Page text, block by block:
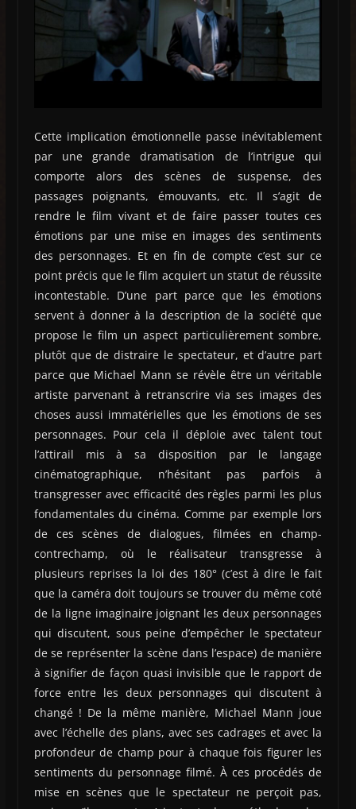
Cette implication émotionnelle passe inévitablement
par une grande dramatisation de l’intrigue qui
comporte alors des scènes de suspense, des
passages poignants, émouvants, etc. Il s’agit de
rendre le film vivant et de faire passer toutes ces
émotions par une mise en images des sentiments
des personnages. Et en fin de compte c’est sur ce
point précis que le film acquiert un statut de réussite
incontestable. D’une part parce que les émotions
servent à donner à la description de la société que
propose le film un aspect particulièrement sombre,
plutôt que de distraire le spectateur, et d’autre part
parce que Michael Mann se révèle être un véritable
artiste parvenant à retranscrire via ses images des
choses aussi immatérielles que les émotions de ses
personnages. Pour cela il déploie avec talent tout
l’attirail mis à sa disposition par le langage
cinématographique, n’hésitant pas parfois à
transgresser avec efficacité des règles parmi les plus
fondamentales du cinéma. Comme par exemple lors
de ces scènes de dialogues, filmées en champ-
contrechamp, où le réalisateur transgresse à
plusieurs reprises la loi des 180° (c’est à dire le fait
que la caméra doit toujours se trouver du même coté
de la ligne imaginaire joignant les deux personnages
qui discutent, sous peine d’empêcher le spectateur
de se représenter la scène dans l’espace) de manière
à signifier de façon quasi invisible que le rapport de
force entre les deux personnages qui discutent à
changé ! De la même manière, Michael Mann joue
avec l’échelle des plans, avec ses cadrages et avec la
profondeur de champ pour à chaque fois figurer les
sentiments du personnage filmé. À ces procédés de
mise en scènes que le spectateur ne perçoit pas,